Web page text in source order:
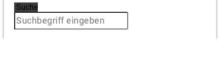
Suche